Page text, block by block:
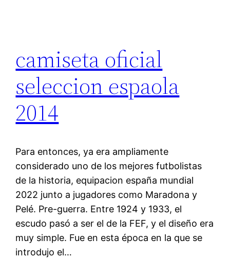
camiseta oficial
seleccion espaola
2014
Para entonces, ya era ampliamente
considerado uno de los mejores futbolistas
de la historia, equipacion españa mundial
2022 junto a jugadores como Maradona y
Pelé. Pre-guerra. Entre 1924 y 1933, el
escudo pasó a ser el de la FEF, y el diseño era
muy simple. Fue en esta época en la que se
introdujo el…